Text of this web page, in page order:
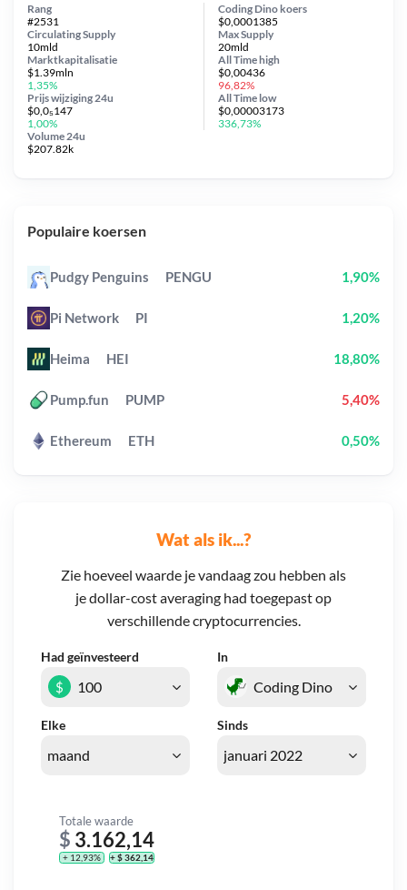
Wat als ik...?
Zie hoeveel waarde je vandaag zou hebben als
je dollar-cost averaging had toegepast op
verschillende cryptocurrencies.
Had geïnvesteerd In
Elke Sinds
$
Totale waarde
$ 3.162,14
+ 12,93% + $ 362,14
Coding Dino koers
$0,0001385
Circulating Supply
10mld
Prijs wijziging 24u
$0,0₅147
1,00%
Max Supply
20mld
Marktkapitalisatie
$1.39mln
1,35%
Volume 24u
$207.82k
Rang
#2531
All Timehigh
$0,00436
96,82%
All Time low
$0,00003173
336,73%
Populaire koersen
Pudgy Penguins PENGU 1,90%
Pi Network PI 1,20%
Heima HEI 18,80%
Pump.fun PUMP 5,40%
Ethereum ETH 0,50%